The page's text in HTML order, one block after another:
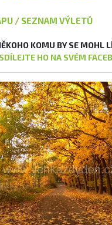
/ SEZNAM VÝLETŮ
KOMU BY SE MOHL
SDÍLEJTE HO NA SVÉM